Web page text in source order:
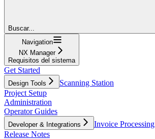
Buscar...
Navigation
NX Manager
Requisitos del sistema
Get Started
Design Tools
Scanning Station
Project Setup
Administration
Operator Guides
Developer & Integrations
Invoice Processing
Release Notes